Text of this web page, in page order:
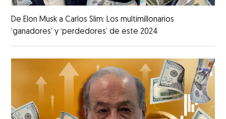
De Elon Musk a Carlos Slim: Los multimillonarios
‘ganadores’ y ‘perdedores’ de este 2024